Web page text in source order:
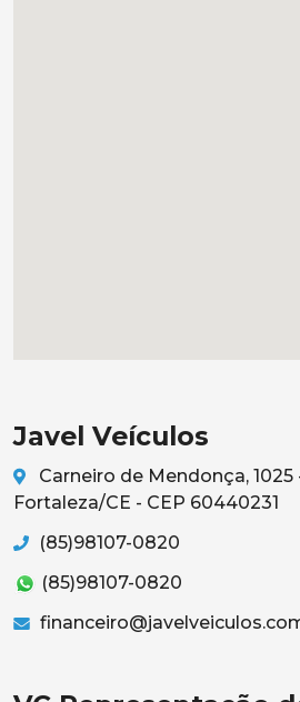
Javel Veículos
Carneiro de Mendonça, 1025
Fortaleza/CE - CEP 60440231
(85)98107-0820
(85)98107-0820